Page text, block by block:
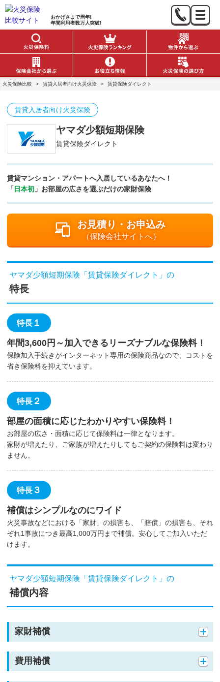
おかげさまで周年!
年間利用者数万人突破!
火災保険比較 > 賃貸入居者向け火災保険 > 賃貸保険ダイレクト
賃貸入居者向け火災保険
ヤマダ少額短期保険
賃貸保険ダイレクト
賃貸マンション・アパートへ入居しているあなたへ！
「 日本初 」お部屋の広さを選ぶだけの家財保険
お見積り・お申込み
（保険会社サイトへ）
ヤマダ少額短期保険「賃貸保険ダイレクト」の
特長
特長 １
年間3,600円～加入できるリーズナブルな保険料！
保険加入手続きがインターネット専用の保険商品なので、コストを
省き保険料を抑えています。
特長 ２
部屋の面積に応じたわかりやすい保険料！
お部屋の広さ・面積に応じて保険料は一律となります。
家財が増えたり、ご家族が増えたりしてもご契約の保険料は変わり
ません。
特長 ３
補償はシンプルなのにワイド
火災事故などにおける「家財」の損害も、「賠償」の損害も、それ
ぞれ1事故につき最高1,000万円まで補償。安心してご加入いただ
けます。
ヤマダ少額短期保険「賃貸保険ダイレクト」の
補償内容
家財補償
費用補償